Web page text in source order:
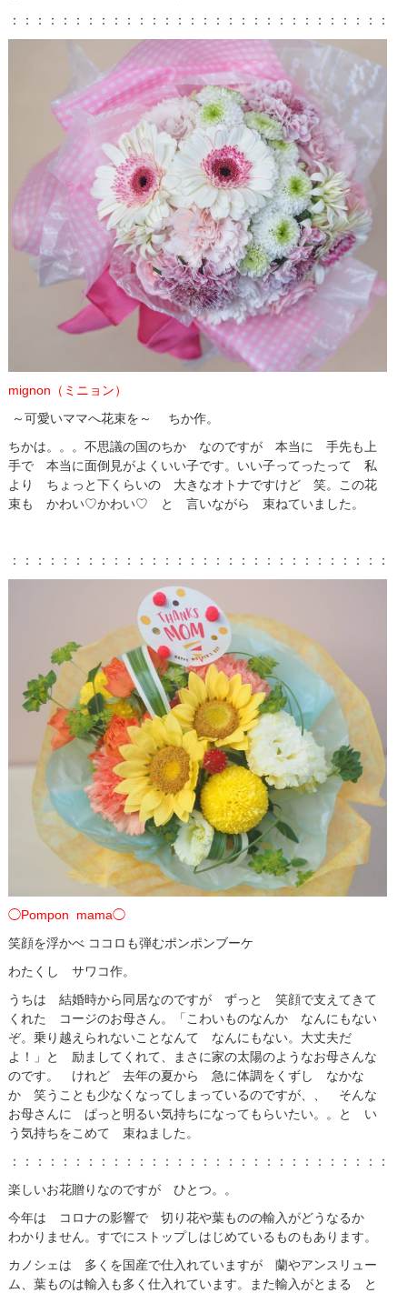
：：：：：：：：：：：：：：：：：：：：：：：：：：：：：：：
mignon（ミニョン）
～可愛いママへ花束を～ ちか作。
ちかは。。。不思議の国のちか なのですが 本当に 手先も上
手で 本当に面倒見がよくいい子です。いい子ってったって 私
より ちょっと下くらいの 大きなオトナですけど 笑。この花
束も かわい♡かわい♡ と 言いながら 束ねていました。
：：：：：：：：：：：：：：：：：：：：：：：：：：：：：：：
◯Pompon mama◯
笑顔を浮かべ ココロも弾むポンポンブーケ
わたくし サワコ作。
うちは 結婚時から同居なのですが ずっと 笑顔で支えてきて
くれた コージのお母さん。「こわいものなんか なんにもない
ぞ。乗り越えられないことなんて なんにもない。大丈夫だ
よ！」と 励ましてくれて、まさに家の太陽のようなお母さんな
のです。 けれど 去年の夏から 急に体調をくずし なかな
か 笑うことも少なくなってしまっているのですが、、 そんな
お母さんに ぱっと明るい気持ちになってもらいたい。。と い
う気持ちをこめて 束ねました。
：：：：：：：：：：：：：：：：：：：：：：：：：：：：：：
楽しいお花贈りなのですが ひとつ。。
今年は コロナの影響で 切り花や葉ものの輸入がどうなるか
わかりません。すでにストップしはじめているものもあります。
カノシェは 多くを国産で仕入れていますが 蘭やアンスリュー
ム、葉ものは輸入も多く仕入れています。また輸入がとまる と